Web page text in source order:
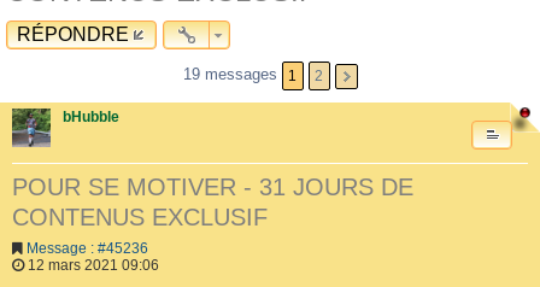
RÉPONDRE
19 messages 1 2
bHubble
POUR SE MOTIVER - 31 JOURS DE
CONTENUS EXCLUSIF
Message : #45236
12 mars 2021 09:06